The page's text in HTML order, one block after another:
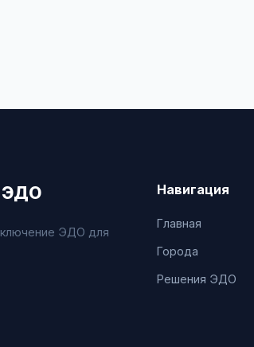
ЭДО
ЭДО для
Навигация
Главная
Города
Решения ЭДО